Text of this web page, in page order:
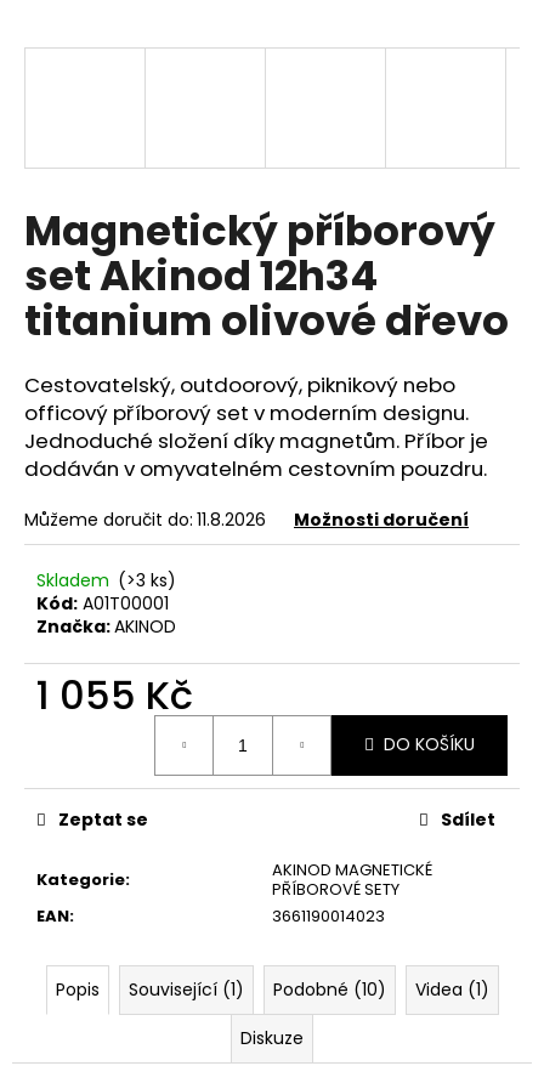
Magnetický příborový
set Akinod 12h34
titanium olivové dřevo
Cestovatelský, outdoorový, piknikový nebo
officový příborový set v moderním designu.
Jednoduché složení díky magnetům. Příbor je
dodáván v omyvatelném cestovním pouzdru.
Můžeme doručit do: 11.8.2026 Možnosti doručení
Skladem (>3 ks)
Kód: A01T00001
Značka:AKINOD
1 055 Kč
DO KOŠÍKU
Kategorie:
AKINOD MAGNETICKÉ
PŘÍBOROVÉ SETY
EAN: 3661190014023
Zeptat se Sdílet
Popis Související (1) Podobné (10)
Videa (1)
Diskuze
j
?
HLEDAT
D
o
p
o
u
č
u
e
m
e
DEEJO
TATTOO
BIKER
LATINO
NAKED
Kč